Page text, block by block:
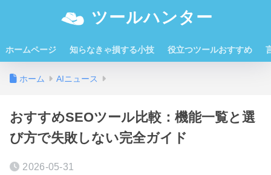
ツールハンター
ホームページ 知らなきゃ損する小技 役立つツールおすすめ
ホーム AIニュース
おすすめSEOツール比較：機能一覧と選
び方で失敗しない完全ガイド
2026-05-31